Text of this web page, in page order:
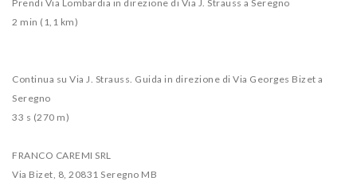
Prendi Via Lombardia in direzione di Via J. Strauss a Seregno
2 min (1,1 km)
Continua su Via J. Strauss. Guida in direzione di Via Georges Bizet a
Seregno
33 s (270 m)
FRANCO CAREMI SRL
Via Bizet, 8, 20831 Seregno MB